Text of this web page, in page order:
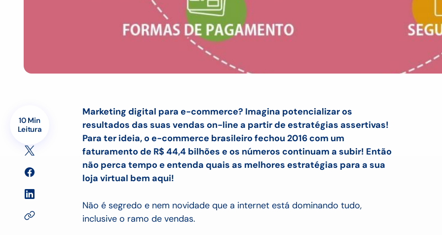
10 Min
Leitura
Marketing digital para e-commerce? Imagina potencializar os
resultados das suas vendas on-line a partir de estratégias assertivas!
Para ter ideia, o e-commerce brasileiro fechou 2016 com um
faturamento de R$ 44,4 bilhões e os números continuam a subir! Então
não perca tempo e entenda quais as melhores estratégias para a sua
loja virtual bem aqui!
Não é segredo e nem novidade que a internet está dominando tudo,
inclusive o ramo de vendas.